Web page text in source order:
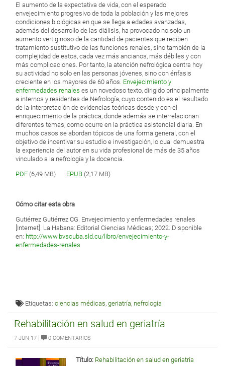
El aumento de la expectativa de vida, con el esperado
envejecimiento progresivo de toda la población y las mejores
condiciones biológicas en que se llega a edades avanzadas,
además del desarrollo de las diálisis, ha provocado no solo un
aumento vertiginoso de la cantidad de pacientes que reciben
tratamiento sustitutivo de las funciones renales, sino también de la
complejidad de estos, cada vez más ancianos, más débiles y con
más complicaciones. Por tanto, la atención nefrológica centra hoy
su actividad no solo en las personas jóvenes, sino con énfasis
creciente en los mayores de 60 años. Envejecimiento y
enfermedades renales es un novedoso texto, dirigido principalmente
a internos y residentes de Nefrología, cuyo contenido es el resultado
de la interpretación de evidencias teóricas desde y con el
enriquecimiento de la práctica, donde además se interrelacionan
diferentes temas, como ocurre en la práctica asistencial diaria. En
muchos casos se abordan tópicos de una forma general, con el
objetivo de incentivar su estudio e investigación, lo cual demuestra
la experiencia del autor en su vida profesional de más de 35 años
vinculado a la nefrología y la docencia.
PDF (6,49 MB) EPUB (2,17 MB)
Cómo citar esta obra
Gutiérrez Gutiérrez CG. Envejecimiento y enfermedades renales
[Internet]. La Habana: Editorial Ciencias Médicas; 2022. Disponible
en: http://www.bvscuba.sld.cu/libro/envejecimiento-y-
enfermedades-renales
Etiquetas:ciencias médicas,geriatría, nefrología
Rehabilitación en salud en geriatría
7 JUN 17 | 0 COMENTARIOS
Título: Rehabilitación en salud en geriatría